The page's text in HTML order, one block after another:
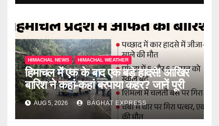
HIMACHAL NEWS HIMACHAL WEATHER
हिमाचल में एक के बाद एक बड़े हादसे! आखिर
बारिश ने कहां-कहां बरपाया कहर? जानें पूरी
खबर
AUG 5, 2026 BAGHAT EXPRESS